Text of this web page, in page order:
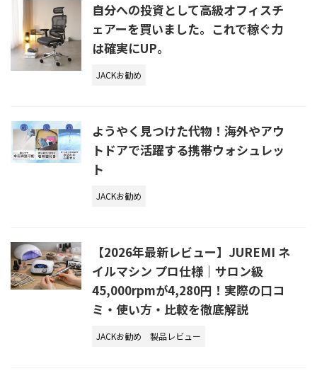
自分への投資として高級オフィスチ
ェアーを買いました。これで稼ぐ力
は確実にUP。
JACKお勧め
ようやく見つけた代物！海外やアウ
トドアで活躍する携帯ウォシュレッ
ト
JACKお勧め
【2026年最新レビュー】JUREMI ネ
イルマシン プロ仕様｜サロン級
45,000rpmが4,280円！実際の口コ
ミ・使い方・比較を徹底解説
JACKお勧め 製品レビュー